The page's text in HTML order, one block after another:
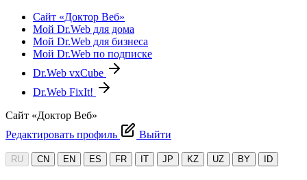
Сайт «Доктор Веб»
Мой Dr.Web для дома
Мой Dr.Web для бизнеса
Мой Dr.Web по подписке
Dr.Web vxCube
Dr.Web FixIt!
Сайт «Доктор Веб»
Редактировать профиль
Выйти
RU CN EN ES FR IT JP KZ UZ BY ID